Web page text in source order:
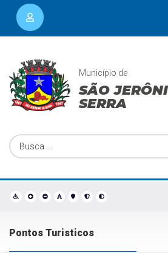
Município de
SÃO
SERRA
Pontos Turisticos